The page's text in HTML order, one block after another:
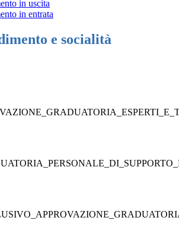
in uscita
in entrata
e socialità